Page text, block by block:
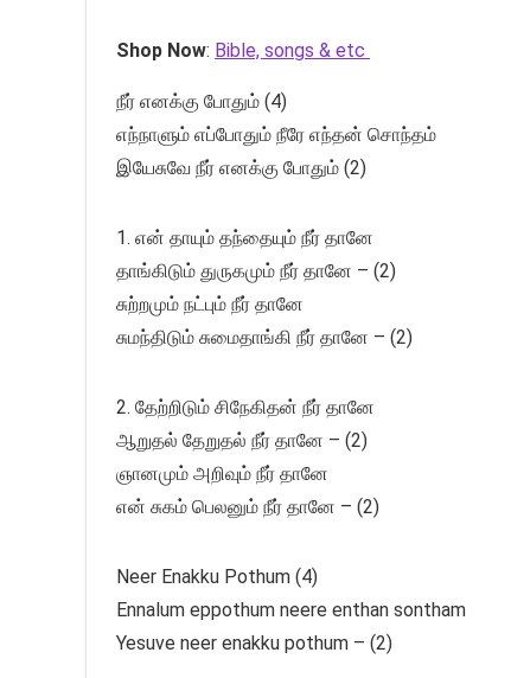
Shop Now: Bible, songs & etc
நீர் எனக்கு போதும் (4)
எந்நாளும் எப்போதும் நீரே எந்தன் சொந்தம்
இயேசுவே நீர் எனக்கு போதும் (2)
1. என் தாயும் தந்தையும் நீர் தானே
தாங்கிடும் துருகமும் நீர் தானே – (2)
சுற்றமும் நட்பும் நீர் தானே
சுமந்திடும் சுமைதாங்கி நீர் தானே – (2)
2. தேற்றிடும் சிநேகிதன் நீர் தானே
ஆறுதல் தேறுதல் நீர் தானே – (2)
ஞானமும் அறிவும் நீர் தானே
என் சுகம் பெலனும் நீர் தானே – (2)
Neer Enakku Pothum (4)
Ennalum eppothum neere enthan sontham
Yesuve neer enakku pothum – (2)